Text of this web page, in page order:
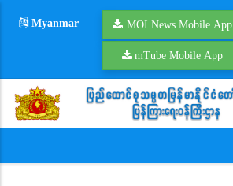
Myanmar MOI News Mobile App
mTube Mobile App